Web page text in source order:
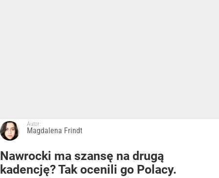
Autor:
Magdalena Frindt
Nawrocki ma szansę na drugą
kadencję? Tak ocenili go Polacy.